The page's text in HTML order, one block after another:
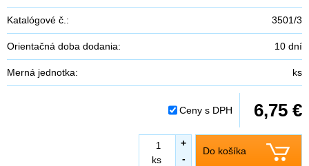
Katalógové č.: 3501/3
Orientačná doba dodania: 10 dní
Merná jednotka: ks
Ceny s DPH 6,75 €
Do košíka
-
ks
+